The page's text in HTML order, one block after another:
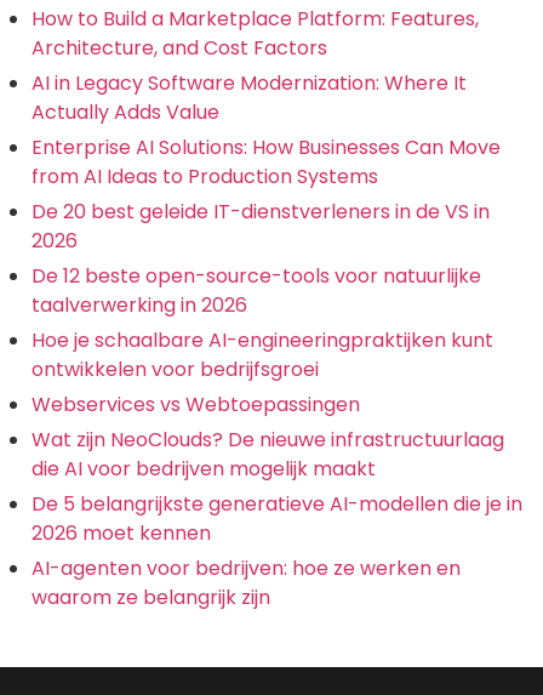
How to Build a Marketplace Platform: Features,
Architecture, and Cost Factors
AI in Legacy Software Modernization: Where It
Actually Adds Value
Enterprise AI Solutions: How Businesses Can Move
from AI Ideas to Production Systems
De 20 best geleide IT-dienstverleners in de VS in
2026
De 12 beste open-source-tools voor natuurlijke
taalverwerking in 2026
Hoe je schaalbare AI-engineeringpraktijken kunt
ontwikkelen voor bedrijfsgroei
Webservices vs Webtoepassingen
Wat zijn NeoClouds? De nieuwe infrastructuurlaag
die AI voor bedrijven mogelijk maakt
De 5 belangrijkste generatieve AI-modellen die je in
2026 moet kennen
AI-agenten voor bedrijven: hoe ze werken en
waarom ze belangrijk zijn